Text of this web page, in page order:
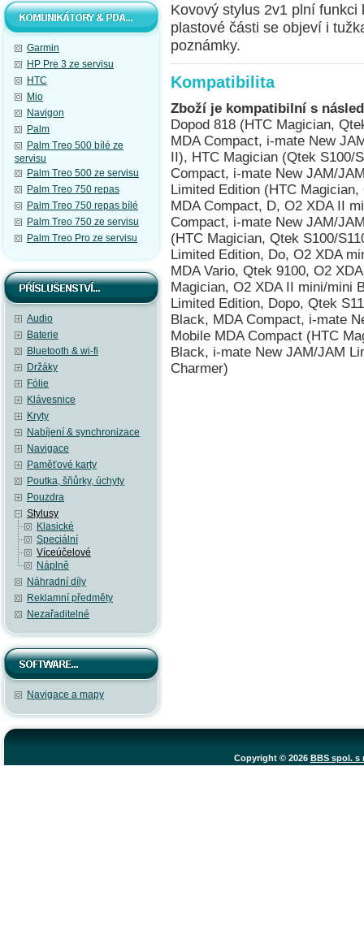
Garmin
HP Pre 3 ze servisu
HTC
Mio
Navigon
Palm
Palm Treo 500 bílé ze
servisu
Palm Treo 500 ze servisu
Palm Treo 750 repas
Palm Treo 750 repas bílé
Palm Treo 750 ze servisu
Palm Treo Pro ze servisu
Audio
Baterie
Bluetooth & wi-fi
Držáky
Fólie
Klávesnice
Kryty
Nabíjení & synchronizace
Navigace
Paměťové karty
Poutka, šňůrky, úchyty
Pouzdra
Stylusy
Klasické
Speciální
Víceúčelové
Náplně
Náhradní díly
Reklamní předměty
Nezařaditelné
Navigace a mapy
Kovový stylus 2v1 plní
plastové části se objeví i
poznámky.
Kompatibilita
Zboží je kompatibilní s
Dopod 818 (HTC Magician,
MDA Compact, i-mate New
II), HTC Magician (Qtek S100/
Compact, i-mate New JAM/
Limited Edition (HTC
MDA Compact, D, O2 XDA II
Compact, i-mate New JAM/
(HTC Magician, Qtek S100/
Limited Edition, Do, O2 XDA
MDA Vario, Qtek 9100, O2
Magician, O2 XDA II mini/mini
Limited Edition, Dopo, Qtek
Black, MDA Compact, i-mate
Mobile MDA Compact (HTC
Black, i-mate New JAM/JAM
Charmer)
Copyright © 2026 BBS spol. s